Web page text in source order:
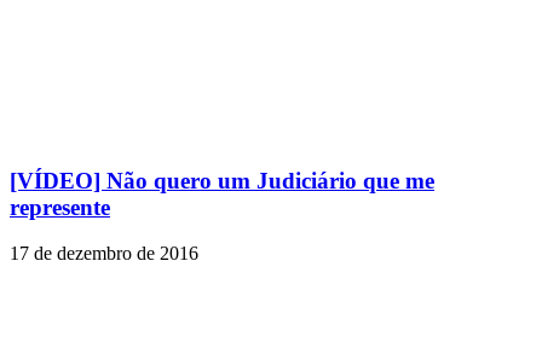
[VÍDEO] Não quero um Judiciário que me
represente
17 de dezembro de 2016